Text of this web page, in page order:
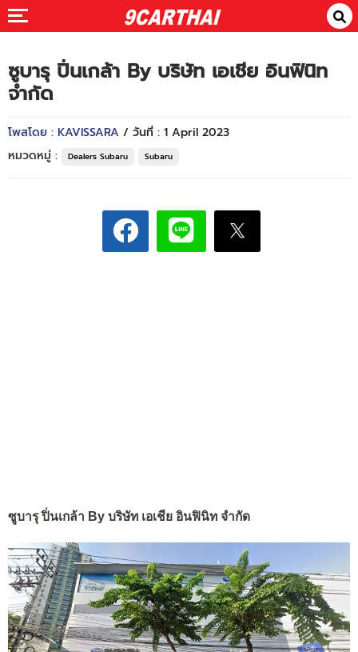
ซูบารุ ปิ่นเกล้า By บริษัท เอเชีย อินฟินิท
จำกัด
โพสโดย : KAVISSARA / วันที่ : 1 April 2023
หมวดหมู่ :
Dealers Subaru Subaru
ซูบารุ ปิ่นเกล้า By บริษัท เอเชีย อินฟินิท จำกัด